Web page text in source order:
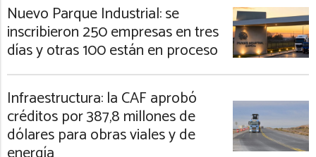
Nuevo Parque Industrial: se
inscribieron 250 empresas en tres
días y otras 100 están en proceso
Infraestructura: la CAF aprobó
créditos por 387,8 millones de
dólares para obras viales y de